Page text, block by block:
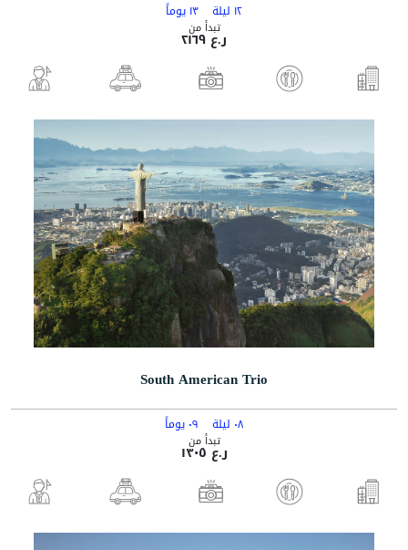
١٢ ليلة ١٣ يوماً
تبدأ منر.ع ٢١٦٩
South American Trio
٠٨ ليلة ٠٩ يوماً
تبدأ منر.ع ١٣٠٥